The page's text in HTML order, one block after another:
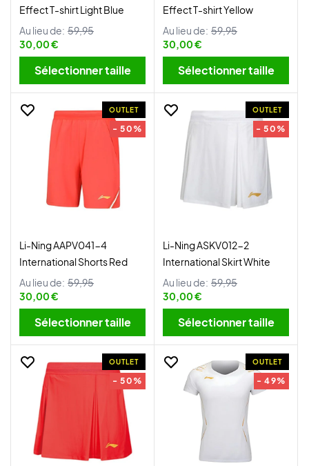
Effect T-shirt Light Blue
Au lieu de: 59,95
30,00 €
Sélectionner taille
Effect T-shirt Yellow
Au lieu de: 59,95
30,00 €
Sélectionner taille
OUTLET
- 50%
Li-Ning AAPV041-4
International Shorts Red
Au lieu de: 59,95
30,00 €
Sélectionner taille
OUTLET
- 50%
Li-Ning ASKV012-2
International Skirt White
Au lieu de: 59,95
30,00 €
Sélectionner taille
OUTLET
- 50%
OUTLET
- 49%